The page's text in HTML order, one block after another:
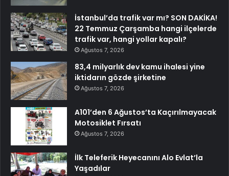
İstanbul’da trafik var mı? SON DAKİKA!
22 Temmuz Çarşamba hangi ilçelerde
trafik var, hangi yollar kapalı?
Ağustos 7, 2026
83,4 milyarlık dev kamu ihalesi yine
iktidarın gözde şirketine
Ağustos 7, 2026
A101’den 6 Ağustos’ta Kaçırılmayacak
Motosiklet Fırsatı
Ağustos 7, 2026
İlk Teleferik Heyecanını Alo Evlat’la
Yaşadılar